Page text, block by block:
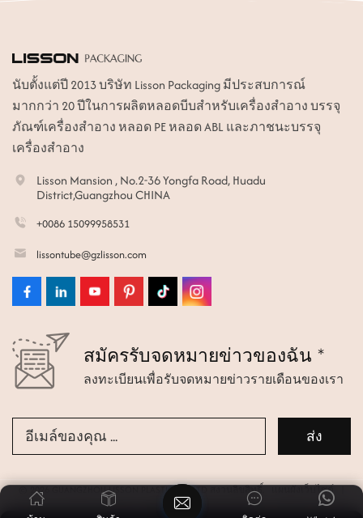
นับตั้งแต่ปี 2013 บริษัท Lisson Packaging มีประสบการณ์
มากกว่า 20 ปีในการผลิตหลอดบีบสำหรับเครื่องสำอาง บรรจุ
ภัณฑ์เครื่องสำอาง หลอด PE หลอด ABL และภาชนะบรรจุ
เครื่องสำอาง
Lisson Mansion , No.2-36 Yongfa Road, Huadu
District,Guangzhou CHINA
+0086 15099958531
lissontube@gzlisson.com
สมัครรับจดหมายข่าวของฉัน *
ลงทะเบียนเพื่อรับจดหมายข่าวรายเดือนของเรา
© 2026 GUANGZHOU LISSON PLASTIC CO.,LTD สงวนลิขสิทธิ์. แผนผังเว็บไซต์
|
Xml
นโยบายความเป็นส่วนตัว